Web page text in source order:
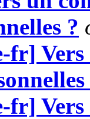
?
fr]
fr]